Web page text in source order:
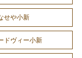
せや小新
ドヴィー小新